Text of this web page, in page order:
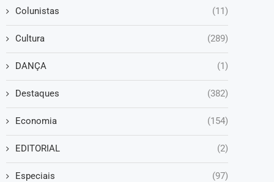
Colunistas (11)
Cultura (289)
DANÇA (1)
Destaques (382)
Economia (154)
EDITORIAL (2)
Especiais (97)